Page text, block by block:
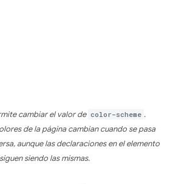
cambiar el valor de color-scheme .
de la página cambian cuando se pasa
aunque las declaraciones en el elemento
siendo las mismas.